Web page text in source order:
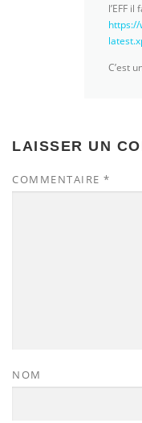
l’EFF
C’est
LAISSER UN
COMMENTAIRE *
NOM